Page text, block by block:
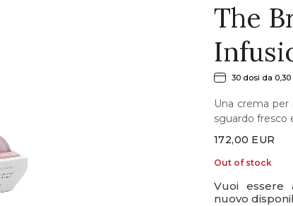
The
30 dosi da 0,30
Una crema
sguardo fresco
172,00 EUR
Out of stock
Vuoi essere
nuovo